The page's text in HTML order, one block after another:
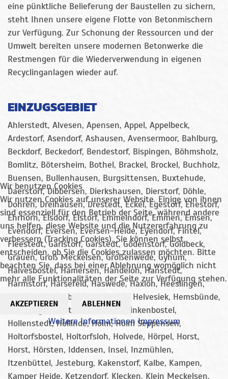
eine pünktliche Belieferung der Baustellen zu sichern,
steht Ihnen unsere eigene Flotte von Betonmischern
zur Verfügung. Zur Schonung der Ressourcen und der
Umwelt bereiten unsere modernen Betonwerke die
Restmengen für die Wiederverwendung in eigenen
Recyclinganlagen wieder auf.
EINZUGSGEBIET
Ahlerstedt, Alvesen, Apensen, Appel, Appelbeck,
Ardestorf, Asendorf, Ashausen, Avensermoor, Bahlburg,
Beckdorf, Beckedorf, Bendestorf, Bispingen, Böhmsholz,
Bomlitz, Bötersheim, Bothel, Brackel, Brockel, Buchholz,
Buensen, Bullenhausen, Burgsittensen, Buxtehude,
Daerstorf, Dibbersen, Dierkshausen, Dierstorf, Döhle,
Dohren, Dreihausen, Drestedt, Eckel, Egestorf, Ehestorf,
Ehrhorn, Elsdorf, Elstorf, Emmelndorf, Emmen, Emsen,
Evendorf, Eversen, Eversen-Heide, Eyendorf, Fintel,
Fleestedt, Garlstorf, Garstedt, Gödenstorf, Goldbeck,
Grauen, Groß Meckelsen, Großenwede, Gyhum,
Halvesbostel, Hamersen, Handeloh, Hanstedt,
Harmstorf, Harsefeld, Haswede, Haxloh, Heeslingen,
Heidenau, Heimbuch, Helmstorf, Helvesiek, Hemsbünde,
Hemslingen, Hittfeld, Höckel, Hoinkenbostel,
Hollenstedt, Hollinde, Holm, Holm Seppensen,
Holtorfsbostel, Holtorfsloh, Holvede, Hörpel, Horst,
Horst, Hörsten, Iddensen, Insel, Inzmühlen,
Itzenbüttel, Jesteburg, Kakenstorf, Kalbe, Kampen,
Kamper Heide, Ketzendorf, Klecken, Klein Meckelsen,
Wir benutzen Cookies
Wir nutzen Cookies auf unserer Website. Einige von ihnen
sind essenziell für den Betrieb der Seite, während andere
uns helfen, diese Website und die Nutzererfahrung zu
verbessern (Tracking Cookies). Sie können selbst
entscheiden, ob Sie die Cookies zulassen möchten. Bitte
beachten Sie, dass bei einer Ablehnung womöglich nicht
mehr alle Funktionalitäten der Seite zur Verfügung stehen.
AKZEPTIEREN ABLEHNEN
Weitere Informationen Impressum